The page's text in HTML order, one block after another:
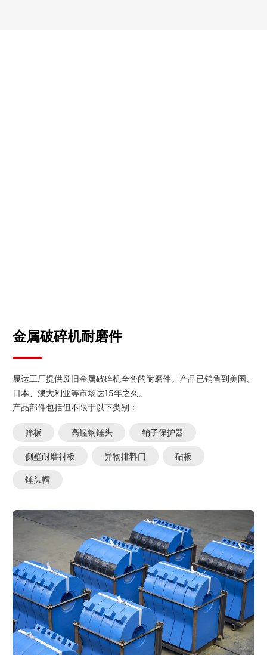
金属破碎机耐磨件
晟达工厂提供废旧金属破碎机全套的耐磨件。产品已销售到美国、
日本、澳大利亚等市场达15年之久。
产品部件包括但不限于以下类别：
筛板 高锰钢锤头 销子保护器
侧壁耐磨衬板 异物排料门 砧板
锤头帽